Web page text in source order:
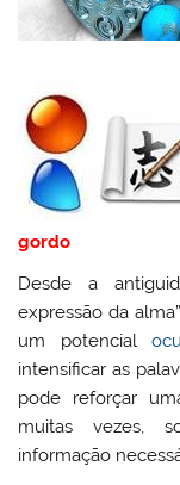
gordo
Desde a
expressão da
um potencial
intensificar as
pode reforçar
muitas vezes,
informação